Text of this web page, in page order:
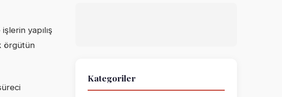
yapılış
örgütün
Kategoriler